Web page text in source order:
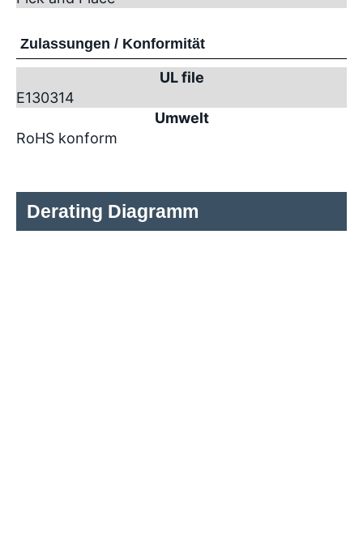
Zulassungen / Konformität
UL file
E130314
Umwelt
RoHS konform
Derating Diagramm